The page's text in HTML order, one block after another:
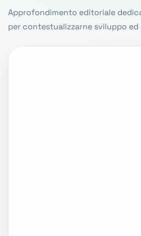
Approfondimento editoriale
per contestualizzarne sviluppo ed